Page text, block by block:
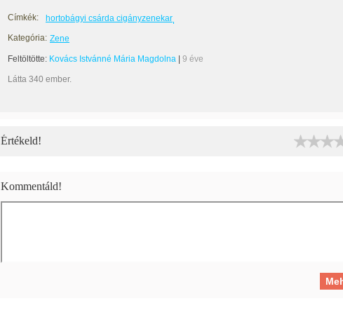
Címkék:
hortobágyi csárda cigányzenekar
Kategória: Zene
Feltöltötte: Kovács Istvánné Mária Magdolna 9 éve
Látta 340 ember.
Értékeld!
Kommentáld!